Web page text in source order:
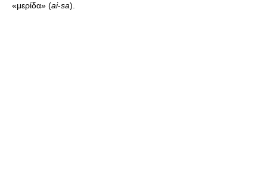
«μερίδα» (ai-sa).